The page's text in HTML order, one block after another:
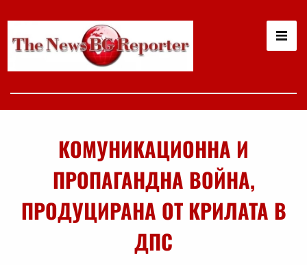
КОМУНИКАЦИОННА И
ПРОПАГАНДНА ВОЙНА,
ПРОДУЦИРАНА ОТ КРИЛАТА В
ДПС